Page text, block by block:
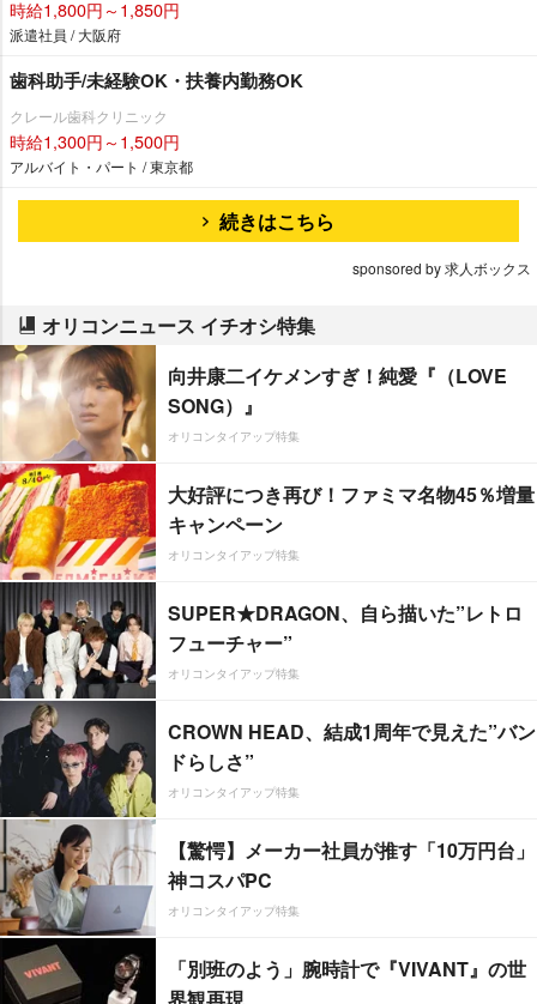
時給1,800円～1,850円
派遣社員 / 大阪府
歯科助手/未経験OK・扶養内勤務OK
クレール歯科クリニック
時給1,300円～1,500円
アルバイト・パート / 東京都
続きはこちら
sponsored by 求人ボックス
オリコンニュース イチオシ特集
向井康二イケメンすぎ！純愛『（LOVE
SONG）』
オリコンタイアップ特集
大好評につき再び！ファミマ名物45％増量
キャンペーン
オリコンタイアップ特集
SUPER★DRAGON、自ら描いた”レトロ
フューチャー”
オリコンタイアップ特集
CROWN HEAD、結成1周年で見えた”バン
ドらしさ”
オリコンタイアップ特集
【驚愕】メーカー社員が推す「10万円台」
神コスパPC
オリコンタイアップ特集
「別班のよう」腕時計で『VIVANT』の世
界観再現